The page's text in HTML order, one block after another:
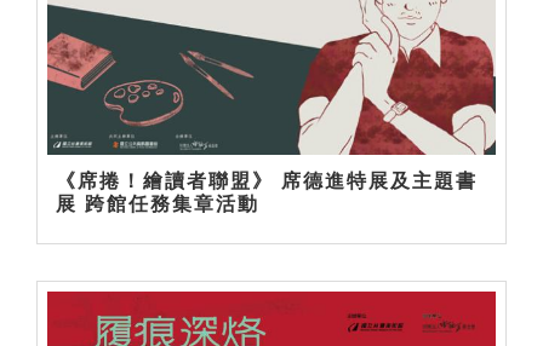
《席捲！繪讀者聯盟》 席德進特展及主題書
展 跨館任務集章活動